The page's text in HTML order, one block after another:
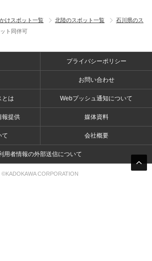
けスポット一覧 北陸のスポット一覧
石川県のス
ト同伴可
プライバシーポリシー
お問い合わせ
とは Webプッシュ通知について
報提供 媒体資料
て 会社概要
用者情報の外部送信について
©KADOKAWA CORPORATION